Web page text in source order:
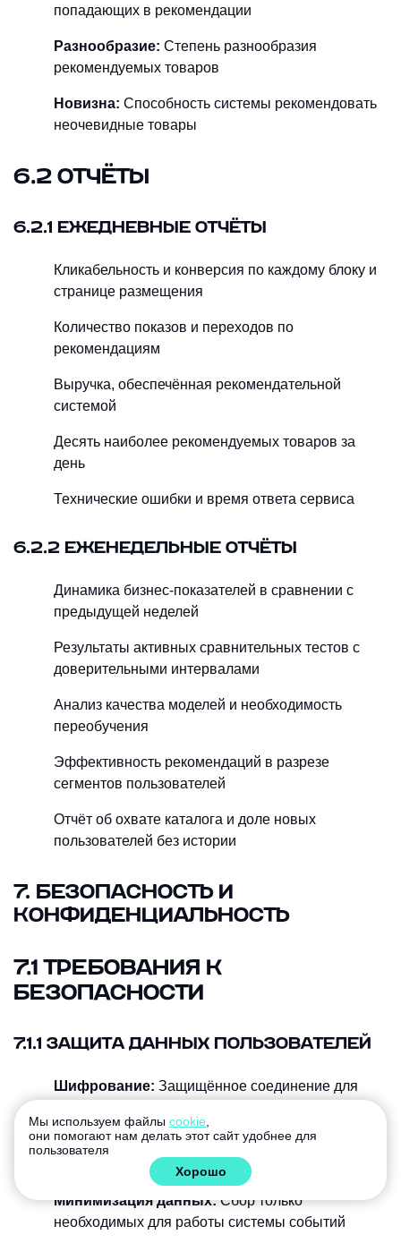
попадающих в рекомендации
Разнообразие: Степень разнообразия
рекомендуемых товаров
Новизна: Способность системы рекомендовать
неочевидные товары
6.2 ОТЧЁТЫ
6.2.1 ЕЖЕДНЕВНЫЕ ОТЧЁТЫ
Кликабельность и конверсия по каждому блоку и
странице размещения
Количество показов и переходов по
рекомендациям
Выручка, обеспечённая рекомендательной
системой
Десять наиболее рекомендуемых товаров за
день
Технические ошибки и время ответа сервиса
6.2.2 ЕЖЕНЕДЕЛЬНЫЕ ОТЧЁТЫ
Динамика бизнес-показателей в сравнении с
предыдущей неделей
Результаты активных сравнительных тестов с
доверительными интервалами
Анализ качества моделей и необходимость
переобучения
Эффективность рекомендаций в разрезе
сегментов пользователей
Отчёт об охвате каталога и доле новых
пользователей без истории
7. БЕЗОПАСНОСТЬ И
КОНФИДЕНЦИАЛЬНОСТЬ
7.1 ТРЕБОВАНИЯ К
БЕЗОПАСНОСТИ
7.1.1 ЗАЩИТА ДАННЫХ ПОЛЬЗОВАТЕЛЕЙ
Шифрование: Защищённое соединение для
Псевдонимизация:Замена идентификаторов
пользователей хеш-кодами
Минимизация данных:Сбор только
необходимых для работы системы событий
Мы используем файлы cookie
они помогают нам делать этот сайт удобнее для
пользователя
Хорошо